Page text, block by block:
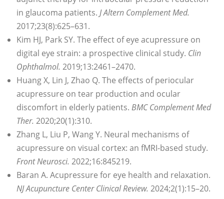
in glaucoma patients. J Altern Complement Med.
2017;23(8):625–631.
Kim HJ, Park SY. The effect of eye acupressure on
digital eye strain: a prospective clinical study. Clin
Ophthalmol. 2019;13:2461–2470.
Huang X, Lin J, Zhao Q. The effects of periocular
acupressure on tear production and ocular
discomfort in elderly patients. BMC Complement Med
Ther. 2020;20(1):310.
Zhang L, Liu P, Wang Y. Neural mechanisms of
acupressure on visual cortex: an fMRI-based study.
Front Neurosci. 2022;16:845219.
Baran A. Acupressure for eye health and relaxation.
NJ Acupuncture Center Clinical Review. 2024;2(1):15–20.